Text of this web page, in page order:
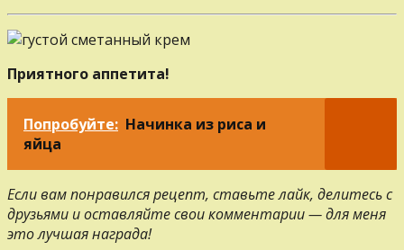
Приятного аппетита!
Попробуйте: Начинка из риса и
яйца
Если вам понравился рецепт, ставьте лайк, делитесь с
друзьями и оставляйте свои комментарии — для меня
это лучшая награда!